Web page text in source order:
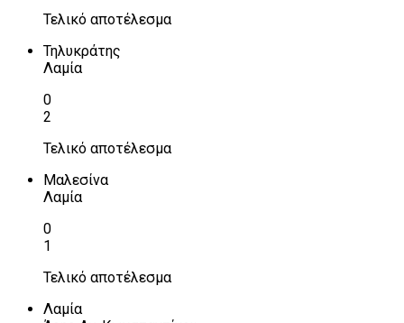
Τελικό αποτέλεσμα
Τηλυκράτης
Λαμία
0
2
Τελικό αποτέλεσμα
Μαλεσίνα
Λαμία
0
1
Τελικό αποτέλεσμα
Λαμία